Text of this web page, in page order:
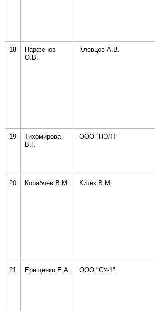
18
Парфенов
О.В.
Клевцов А.В.
19
Тихомирова
В.Г.
ООО "НЭЛТ"
20 Кораблёв В.М. Китик В.М.
21 Ерещенко Е.А. ООО "СУ-1"